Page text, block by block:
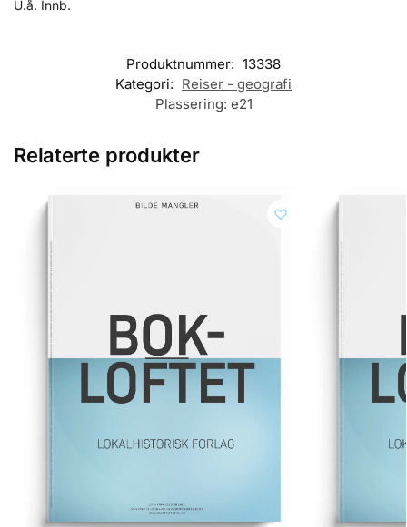
U.å. Innb.
Produktnummer: 13338
Kategori: Reiser - geografi
Plassering: e21
Relaterte produkter